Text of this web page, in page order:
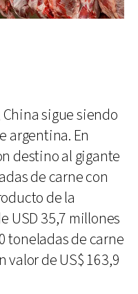
sigue siendo
argentina. En
destino al gigante
de carne con
de la
USD 35,7 millones
toneladas de carne
de US$ 163,9